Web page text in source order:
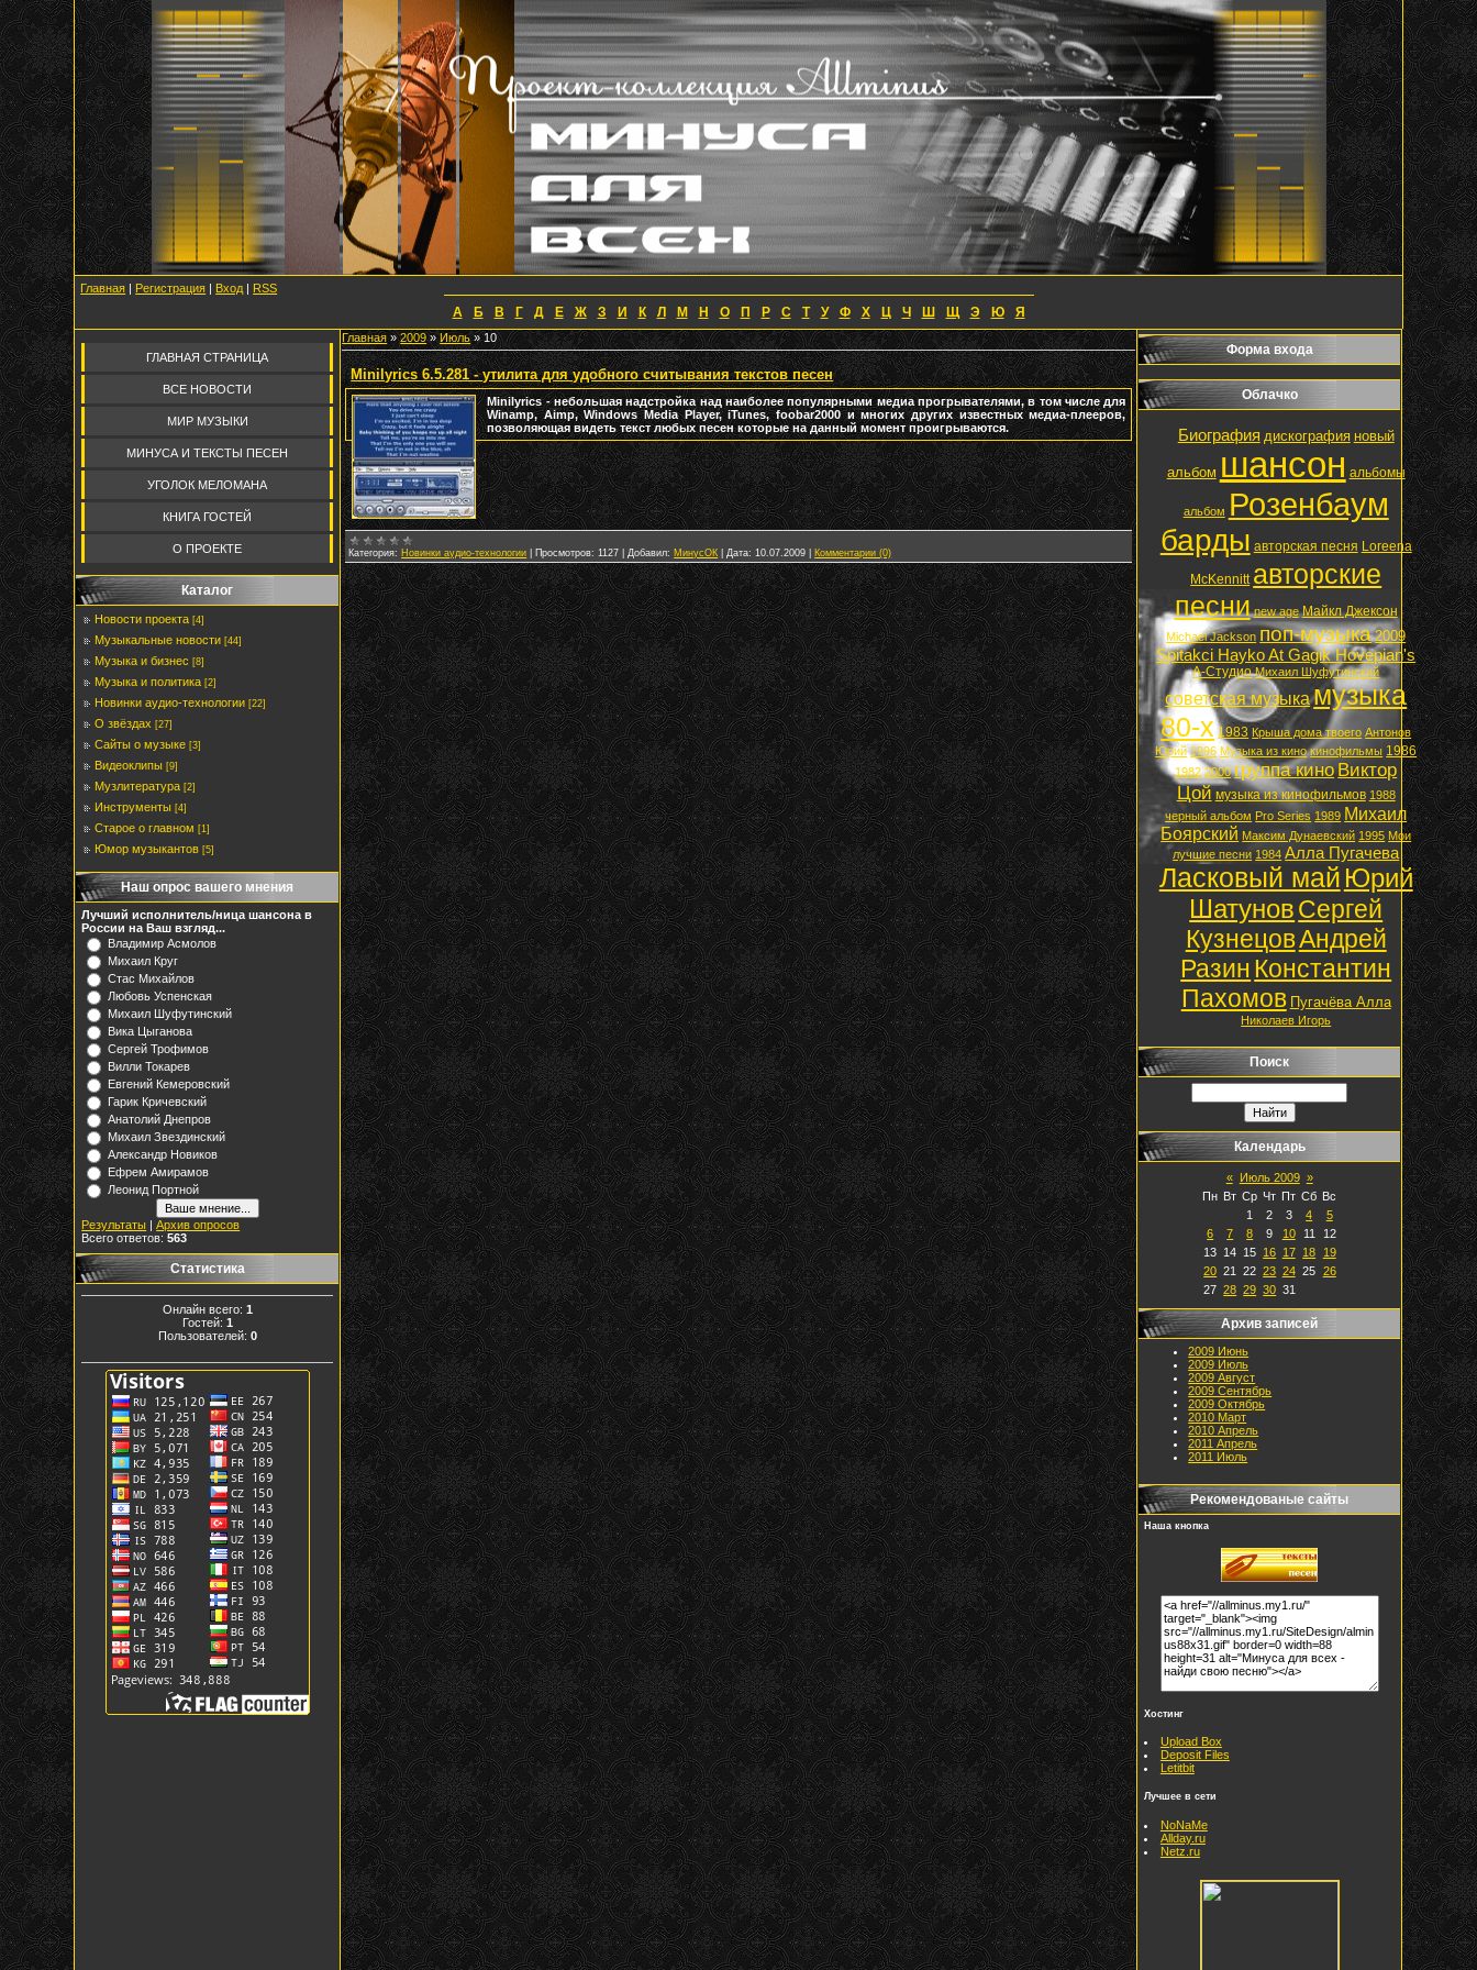
Главная | Регистрация | Вход | RSS
А Б В Г Д Е Ж З И К Л М Н О П Р С Т У Ф Х Ц Ч Ш Щ Э Ю Я
ГЛАВНАЯ СТРАНИЦА
ВСЕ НОВОСТИ
МИР МУЗЫКИ
МИНУСА И ТЕКСТЫ ПЕСЕН
УГОЛОК МЕЛОМАНА
КНИГА ГОСТЕЙ
О ПРОЕКТЕ
Каталог
Новости проекта [4]
Музыкальные новости [44]
Музыка и бизнес [8]
Музыка и политика [2]
Новинки аудио-технологии [22]
О звёздах [27]
Сайты о музыке [3]
Видеоклипы [9]
Музлитература [2]
Инструменты [4]
Старое о главном [1]
Юмор музыкантов [5]
Наш опрос вашего мнения
Лучший исполнитель/ница шансона в
России на Ваш взгляд...
Владимир Асмолов
Михаил Круг
Стас Михайлов
Любовь Успенская
Михаил Шуфутинский
Вика Цыганова
Сергей Трофимов
Вилли Токарев
Евгений Кемеровский
Гарик Кричевский
Анатолий Днепров
Михаил Звездинский
Александр Новиков
Ефрем Амирамов
Леонид Портной
Результаты |Архив опросов
Всего ответов:563
Статистика
Онлайн всего: 1
Гостей: 1
Пользователей: 0
Главная »2009 » Июль » 10
Minilyrics 6.5.281 - утилита для удобного считывания текстов песен
Minilyrics - небольшая надстройка над наиболее популярными медиа прогрывателями, в том числе для
Winamp, Aimp, Windows Media Player, iTunes, foobar2000 и многих других известных медиа-плееров,
позволяющая видеть текст любых песен которые на данный момент проигрываются.
Категория: Новинки аудио-технологии Просмотров: 1127 Добавил: МинусОК Дата: 10.07.2009 Комментарии (0)
Форма входа
Облачко
Биография дискография новый
альбом шансон альбомы
альбом Розенбаум
барды авторская песня Loreena
McKennitt авторские
песни new age Майкл Джексон
Michael Jackson поп-музыка 2009
Spitakci Hayko At Gagik Hovepian's
А-Студио Михаил Шуфутинский
советская музыкамузыка
80-х 1983 Крыша дома твоего Антонов
Юрий 1996 Музыка из кино кинофильмы 1986
1982 2000 группа киноВиктор
Цой музыка из кинофильмов 1988
черный альбом Pro Series 1989 Михаил
Боярский Максим Дунаевский 1995 Мои
лучшие песни 1984 Алла Пугачева
Ласковый май Юрий
ШатуновСергей
КузнецовАндрей
Разин Константин
Пахомов Пугачёва Алла
Николаев Игорь
Поиск
Календарь
« Июль 2009 »
Пн Вт Ср Чт Пт Сб Вс
1
2 3 4
5
6
7 8 9 10 11
12
13 14 15 16 17 18
19
20 21 22 23 24 25 26
27 28 29 30 31
Архив записей
2009 Июнь
2009 Июль
2009 Август
2009 Сентябрь
2009 Октябрь
2010 Март
2010 Апрель
2011 Апрель
2011 Июль
Рекомендованые сайты
Наша кнопка
Хостинг
Upload Box
Deposit Files
Letitbit
Лучшее в сети
NoNaMe
Allday.ru
Netz.ru